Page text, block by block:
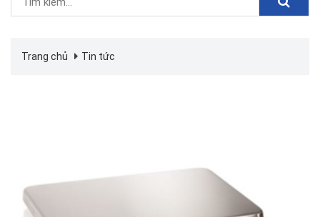
Trang chủ Tin tức